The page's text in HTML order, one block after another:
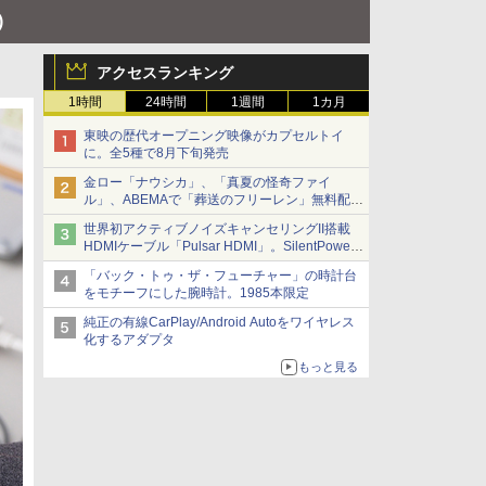
アクセスランキング
1時間 24時間 1週間 1カ月
東映の歴代オープニング映像がカプセルトイ
に。全5種で8月下旬発売
金ロー「ナウシカ」、「真夏の怪奇ファイ
ル」、ABEMAで「葬送のフリーレン」無料配信
など。夏の特番・配信情報
世界初アクティブノイズキャンセリングII搭載
HDMIケーブル「Pulsar HDMI」。SilentPower
から
「バック・トゥ・ザ・フューチャー」の時計台
をモチーフにした腕時計。1985本限定
純正の有線CarPlay/Android Autoをワイヤレス
化するアダプタ
もっと見る